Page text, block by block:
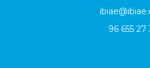
96 655 27